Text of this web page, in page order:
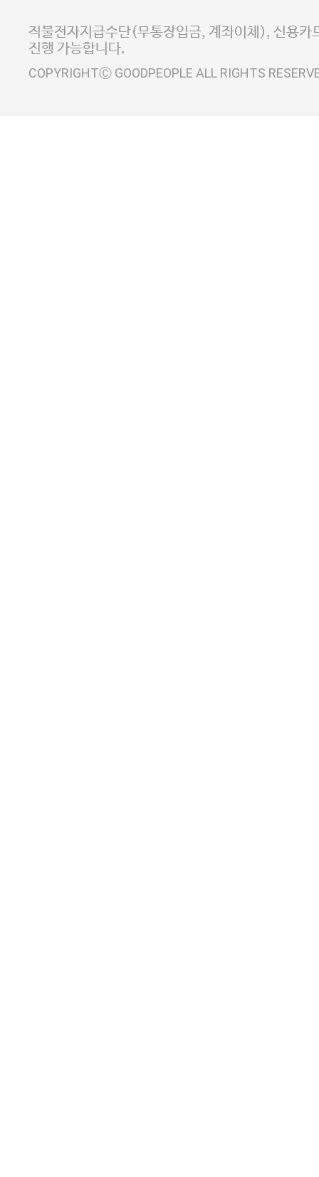
사업자정보확인
이니시스 에스크로 서비
직불전자지급수단(무통장입금, 계좌이체), 신용카
진행 가능합니다.
COPYRIGHTⒸ GOODPEOPLE ALL RIGHTS